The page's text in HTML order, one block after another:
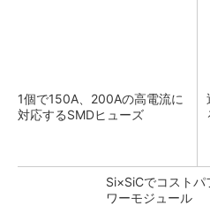
1個で150A、200Aの高電流に
対応するSMDヒューズ
Si×SiCでコスト
ワーモジュール